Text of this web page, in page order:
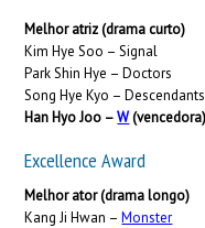
Melhor atriz (drama curto)
Kim Hye Soo – Signal
Park Shin Hye – Doctors
Song Hye Kyo –
Han Hyo Joo –W(vencedora)
Excellence Award
Melhor ator (drama longo)
Kang Ji Hwan –Monster